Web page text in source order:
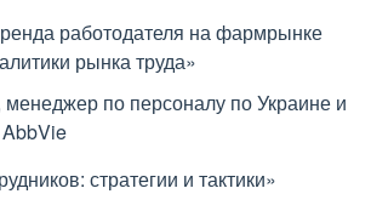
работодателя на фармрынке
рынка труда»
по персоналу по Украине и
стратегии и тактики»